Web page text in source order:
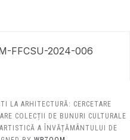
FFCSU-2024-006
LA ARHITECTURĂ: CERCETARE
COLECȚII DE BUNURI CULTURALE
A ÎNVĂȚĂMÂNTULUI DE